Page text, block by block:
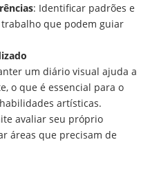
: Identificar padrões e
que podem guiar
um diário visual ajuda a
o que é essencial para o
artísticas.
avaliar seu próprio
áreas que precisam de